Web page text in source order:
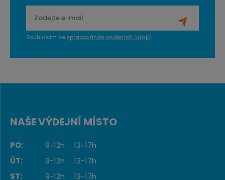
Souhlasím se zpracováním osobních údajů.
NAŠE VÝDEJNÍ MÍSTO
PO: 9-12h
13-17h
ÚT:
9-12h
13-17h
ST:
9-12h
13-17h